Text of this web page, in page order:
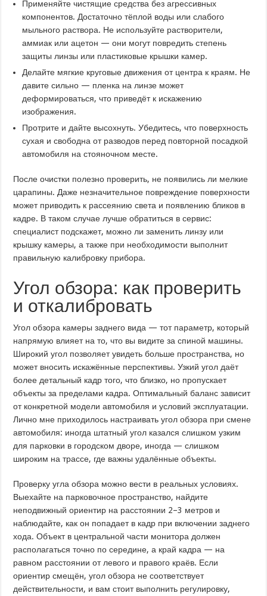
Применяйте чистящие средства без агрессивных
компонентов. Достаточно тёплой воды или слабого
мыльного раствора. Не используйте растворители,
аммиак или ацетон — они могут повредить степень
защиты линзы или пластиковые крышки камер.
Делайте мягкие круговые движения от центра к краям. Не
давите сильно — пленка на линзе может
деформироваться, что приведёт к искажению
изображения.
Протрите и дайте высохнуть. Убедитесь, что поверхность
сухая и свободна от разводов перед повторной посадкой
автомобиля на стояночном месте.
После очистки полезно проверить, не появились ли мелкие
царапины. Даже незначительное повреждение поверхности
может приводить к рассеянию света и появлению бликов в
кадре. В таком случае лучше обратиться в сервис:
специалист подскажет, можно ли заменить линзу или
крышку камеры, а также при необходимости выполнит
правильную калибровку прибора.
Угол обзора: как проверить
и откалибровать
Угол обзора камеры заднего вида — тот параметр, который
напрямую влияет на то, что вы видите за спиной машины.
Широкий угол позволяет увидеть больше пространства, но
может вносить искажённые перспективы. Узкий угол даёт
более детальный кадр того, что близко, но пропускает
объекты за пределами кадра. Оптимальный баланс зависит
от конкретной модели автомобиля и условий эксплуатации.
Лично мне приходилось настраивать угол обзора при смене
автомобиля: иногда штатный угол казался слишком узким
для парковки в городском дворе, иногда — слишком
широким на трассе, где важны удалённые объекты.
Проверку угла обзора можно вести в реальных условиях.
Выехайте на парковочное пространство, найдите
неподвижный ориентир на расстоянии 2–3 метров и
наблюдайте, как он попадает в кадр при включении заднего
хода. Объект в центральной части монитора должен
располагаться точно по середине, а край кадра — на
равном расстоянии от левого и правого краёв. Если
ориентир смещён, угол обзора не соответствует
действительности, и вам стоит выполнить регулировку,